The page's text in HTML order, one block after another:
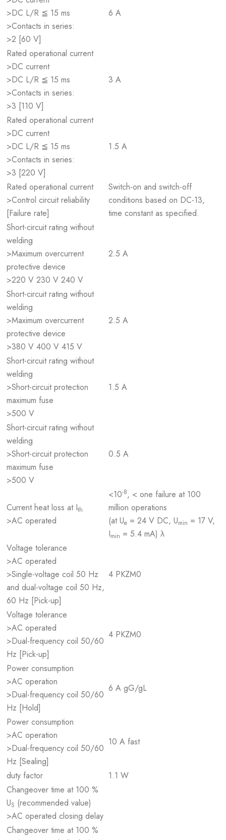
>DC L/R ≦ 15 ms
>Contacts in series:
>2 [60 V]
6 A
Rated operational current
>DC current
>DC L/R ≦ 15 ms
>Contacts in series:
>3 [110 V]
3 A
Rated operational current
>DC current
>DC L/R ≦ 15 ms
>Contacts in series:
>3 [220 V]
1.5 A
Rated operational current
>Control circuit reliability
[Failure rate]
Switch-on and switch-off
conditions based on DC-13,
time constant as specified.
Short-circuit rating without
welding
>Maximum overcurrent
protective device
>220 V 230 V 240 V
2.5 A
Short-circuit rating without
welding
>Maximum overcurrent
protective device
>380 V 400 V 415 V
2.5 A
Short-circuit rating without
welding
>Short-circuit protection
maximum fuse
>500 V
1.5 A
Short-circuit rating without
welding
>Short-circuit protection
maximum fuse
>500 V
0.5 A
Current heat loss at Ith
>AC operated
<10-8, < one failure at 100
million operations
(at Ue = 24 V DC, Umin = 17 V,
Imin = 5.4 mA) λ
Voltage tolerance
>AC operated
>Single-voltage coil 50 Hz
and dual-voltage coil 50 Hz,
60 Hz [Pick-up]
4 PKZM0
Voltage tolerance
>AC operated
>Dual-frequency coil 50/60
Hz [Pick-up]
4 PKZM0
Power consumption
>AC operation
>Dual-frequency coil 50/60
Hz [Hold]
6 A gG/gL
Power consumption
>AC operation
>Dual-frequency coil 50/60
Hz [Sealing]
10 A fast
duty factor
1.1 W
Changeover time at 100 %
US (recommended value)
>AC operated closing delay
Changeover time at 100 %